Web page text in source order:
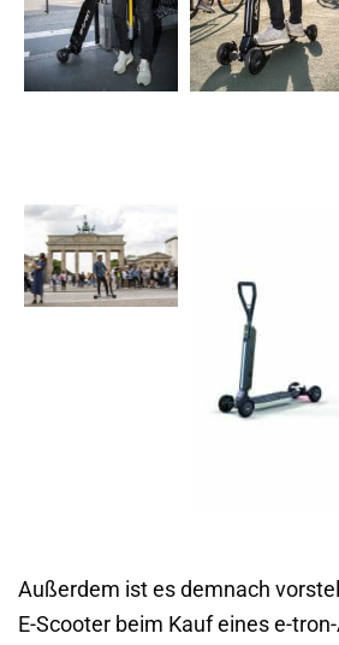
Außerdem ist es demnach
E-Scooter beim Kauf eines e-